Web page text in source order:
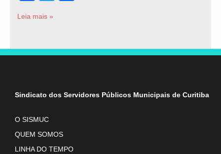
Leia mais »
Sindicato dos Servidores Públicos Municipais de Curitiba
O SISMUC
QUEM SOMOS
LINHA DO TEMPO